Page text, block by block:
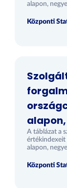
alapon,
Központi
A táblázat a
alapon,
Központi